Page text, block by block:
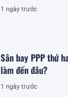
1 ngày trước
Sân bay PPP thứ
làm đến đâu?
1 ngày trước